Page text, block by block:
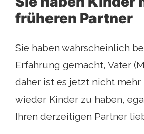
früheren Partner
Sie haben wahrscheinlich
Erfahrung gemacht, Vater
daher ist es jetzt nicht mehr
wieder Kinder zu haben,
Ihren derzeitigen Partner